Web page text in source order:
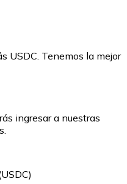
USDC. Tenemos la mejor
ingresar a nuestras